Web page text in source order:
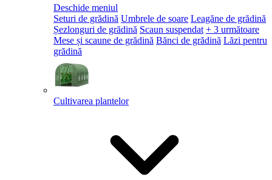
Deschide meniul
Seturi de grădină Umbrele de soare Leagăne de grădină
Șezlonguri de grădină Scaun suspendat + 3 următoare
Mese și scaune de grădină Bănci de grădină Lăzi pentru
grădină
Cultivarea plantelor